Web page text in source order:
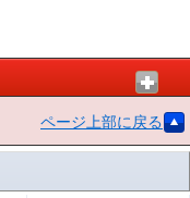
ページ上部に戻る